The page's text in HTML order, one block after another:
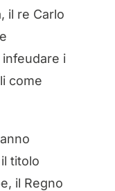
il re Carlo
infeudare i
come
titolo
il Regno